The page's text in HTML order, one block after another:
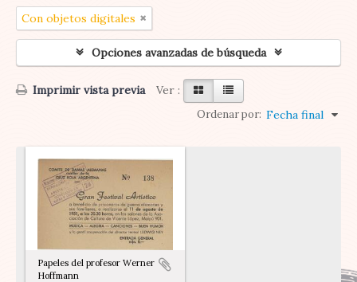
Con objetos digitales
Opciones avanzadas de búsqueda
Imprimir vista previa Ver :
Ordenar por: Fecha final
Papeles del profesor Werner
Hoffmann